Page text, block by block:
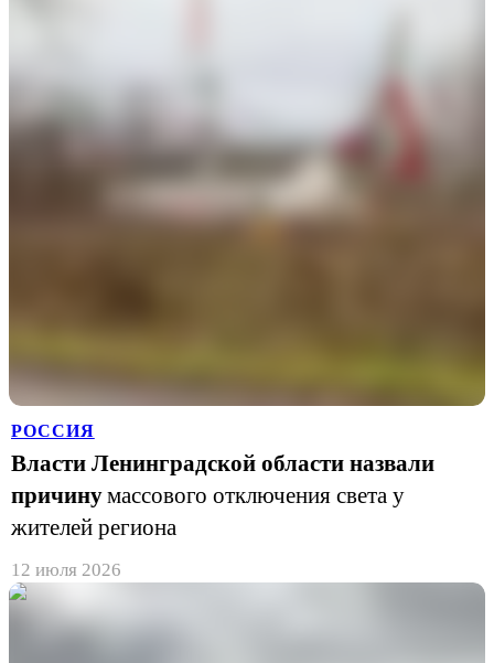
РОССИЯ
Власти Ленинградской области назвали
причинумассового отключения света у
жителей региона
12 июля 2026